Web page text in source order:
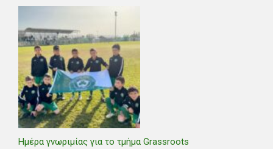
Ημέρα γνωριμίας για το τμήμα Grassroots